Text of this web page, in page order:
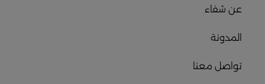
عن شفاء
المدونة
تواصل معنا